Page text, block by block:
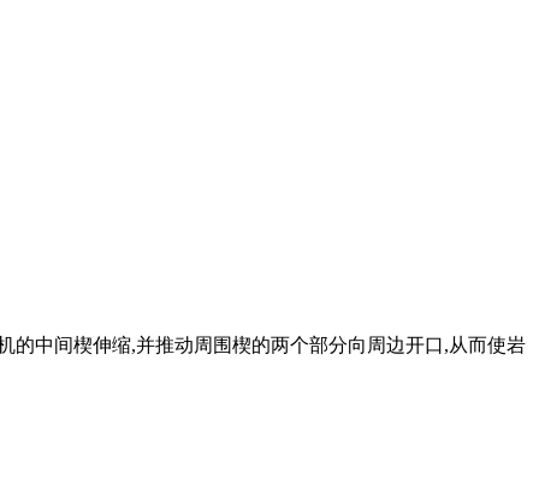
的中间楔伸缩,并推动周围楔的两个部分向周边开口,从而使岩